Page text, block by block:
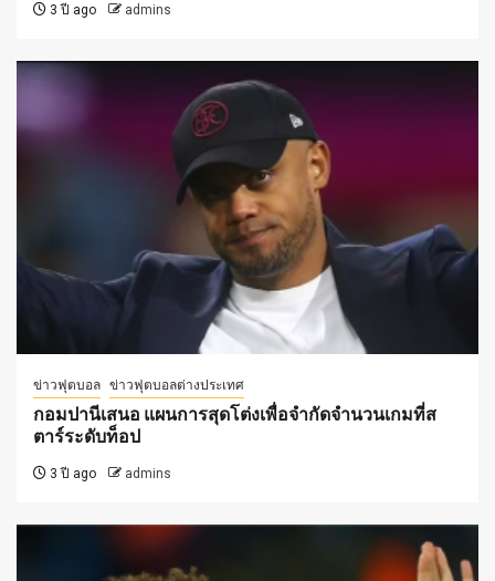
3 ปี ago admins
ข่าวฟุตบอล ข่าวฟุตบอลต่างประเทศ
กอมปานีเสนอ แผนการสุดโต่งเพื่อจำกัดจำนวนเกมที่ส
ตาร์ระดับท็อป
3 ปี ago admins